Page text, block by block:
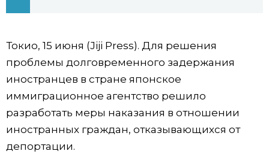
Фото/Видео
Разделы
Люди
Блог
Популярные статьи
Японский язык
Токио, 15 июня (Jiji Press). Для решения
проблемы долговременного задержания
иностранцев в стране японское
иммиграционное агентство решило
разработать меры наказания в отношении
иностранных граждан, отказывающихся от
депортации.